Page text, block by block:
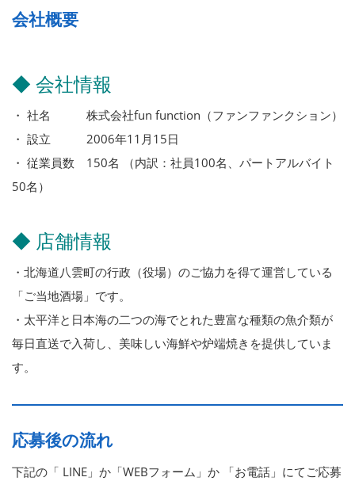
会社概要
◆ 会社情報
・ 社名 株式会社fun function（ファンファンクション）
・ 設立 2006年11月15日
・ 従業員数 150名 （内訳：社員100名、パートアルバイト
50名）
◆ 店舗情報
・北海道八雲町の行政（役場）のご協力を得て運営している
「ご当地酒場」です。
・太平洋と日本海の二つの海でとれた豊富な種類の魚介類が
毎日直送で入荷し、美味しい海鮮や炉端焼きを提供していま
す。
応募後の流れ
下記の「 LINE」か「WEBフォーム」か 「お電話」にてご応募